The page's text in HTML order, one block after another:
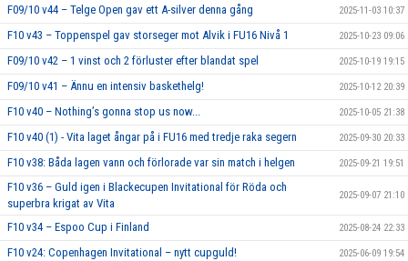
F09/10 v44 – Telge Open gav ett A-silver denna gång 2025-11-03 10:37
F10 v43 – Toppenspel gav storseger mot Alvik i FU16 Nivå 1 2025-10-23 09:06
F09/10 v42 – 1 vinst och 2 förluster efter blandat spel 2025-10-19 19:15
F09/10 v41 – Ännu en intensiv baskethelg! 2025-10-12 20:39
F10 v40 – Nothing’s gonna stop us now... 2025-10-05 21:38
F10 v40 (1) - Vita laget ångar på i FU16 med tredje raka segern 2025-09-30 20:33
F10 v38: Båda lagen vann och förlorade var sin match i helgen 2025-09-21 19:51
F10 v36 – Guld igen i Blackecupen Invitational för Röda och
superbra krigat av Vita
2025-09-07 21:10
F10 v34 – Espoo Cup i Finland 2025-08-24 22:33
F10 v24: Copenhagen Invitational – nytt cupguld! 2025-06-09 19:54